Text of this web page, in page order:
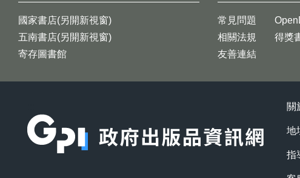
國家書店(另開新視窗)
五南書店(另開新視窗)
寄存圖書館
常見問題
相關法規
友善連結
得獎
關
地
指